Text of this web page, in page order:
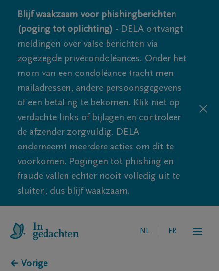
Blijf waakzaam voor phishingberichten
(poging tot oplichting) - DELA ontvangt
meldingen over valse berichten via
zogezegde privécondoléances. Onder het
mom van een condoléance tracht men
mailadressen, andere persoonsgegevens
of een betaling te bekomen. Klik niet op
verdachte links of bijlagen en controleer
de afzender zorgvuldig. DELA
onderneemt meerdere acties om dit te
voorkomen. Pogingen tot phishing en
fraude vallen echter nooit volledig uit te
sluiten, dus blijf waakzaam.
NL FR
← Vorige